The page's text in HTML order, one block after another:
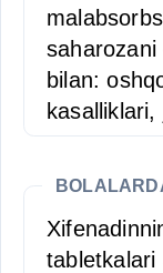
saharozani
bilan:
tabletkalari